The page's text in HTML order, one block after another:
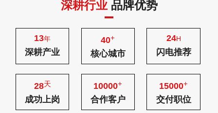
深耕行业品牌优势
13年
深耕产业
40+
核心城市
24H
闪电推荐
28天
成功上岗
10000+
合作客户
15000+
交付职位